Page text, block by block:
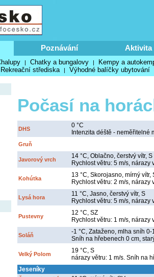
Poznávání Aktivita
| Chatky a bungalovy | Kempy a
Rekreační střediska | Výhodné balíčky ubytování
Počasí na
DHS
0 °C
Intenzita déště - neměřitelné
Gruň
Javorový vrch
14 °C, Oblačno, čerstvý vítr, S
Rychlost větru: 5 m/s, nárazy
Kohútka
13 °C, Skorojasno, mírný vítr,
Rychlost větru: 2 m/s, nárazy
Lysá hora
11 °C, Jasno, čerstvý vítr, S
Rychlost větru: 5 m/s, nárazy
Pustevny
12 °C, SZ
Rychlost větru: 1 m/s, nárazy
Soláň
-1 °C, Zataženo, mlha sníh 0-
Sníh na hřebenech 0 cm,
Velký Polom
19 °C, S
nárazy větru: 1 m/s. Sníh na
Jeseníky